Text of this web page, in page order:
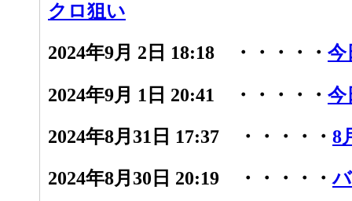
クロ狙い
2024年9月 2日 18:18 ・・・・・ 今
2024年9月 1日 20:41 ・・・・・ 今
2024年8月31日 17:37 ・・・・・ 8
2024年8月30日 20:19 ・・・・・